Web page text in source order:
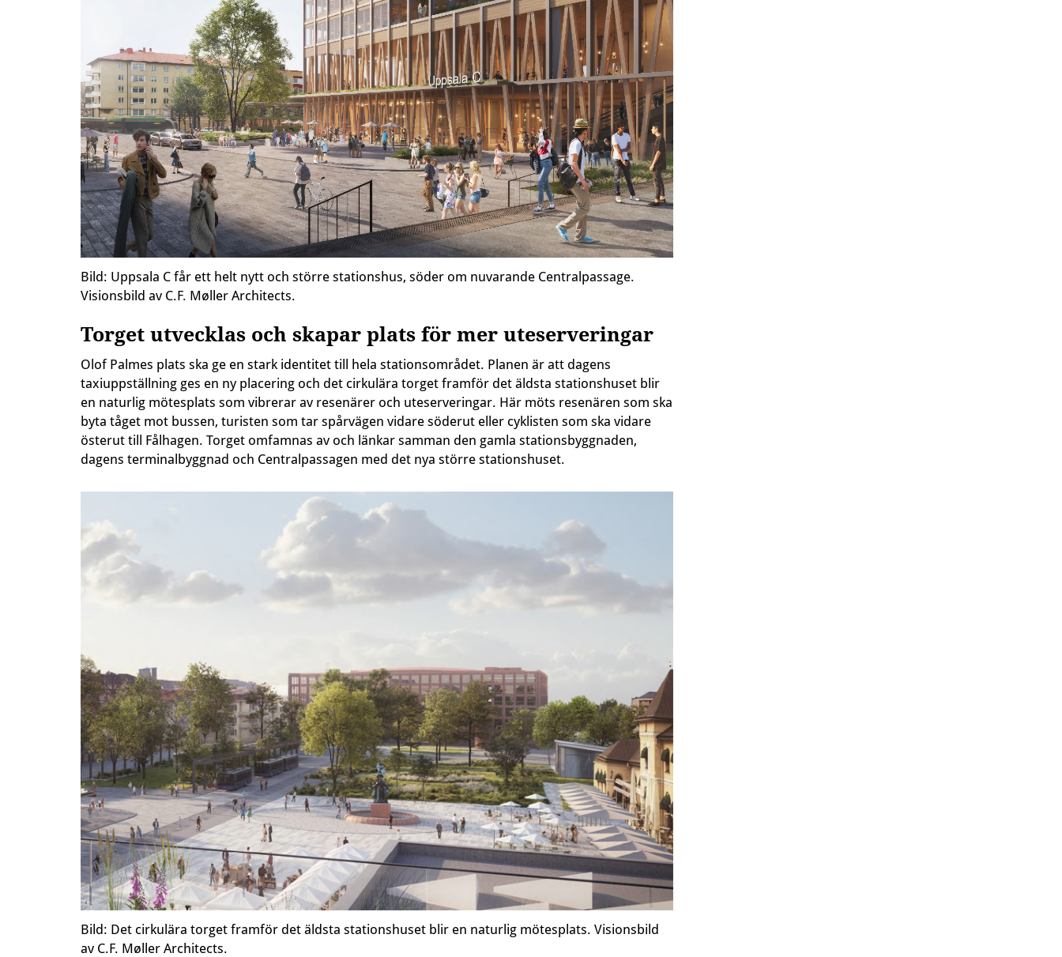
Bild: Uppsala C får ett helt nytt och större stationshus, söder om nuvarande Centralpassage.
Visionsbild av C.F. Møller Architects.
Torget utvecklas och skapar plats för mer uteserveringar
Olof Palmes plats ska ge en stark identitet till hela stationsområdet. Planen är att dagens
taxiuppställning ges en ny placering och det cirkulära torget framför det äldsta stationshuset blir
en naturlig mötesplats som vibrerar av resenärer och uteserveringar. Här möts resenären som ska
byta tåget mot bussen, turisten som tar spårvägen vidare söderut eller cyklisten som ska vidare
österut till Fålhagen. Torget omfamnas av och länkar samman den gamla stationsbyggnaden,
dagens terminalbyggnad och Centralpassagen med det nya större stationshuset.
Bild: Det cirkulära torget framför det äldsta stationshuset blir en naturlig mötesplats. Visionsbild
av C.F. Møller Architects.